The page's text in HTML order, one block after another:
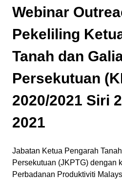
Webinar
Pekeliling
Tanah dan
Persekutuan
2020/2021 Siri
2021
Jabatan Ketua Pengarah
Persekutuan (JKPTG) dengan
Perbadanan Produktiviti